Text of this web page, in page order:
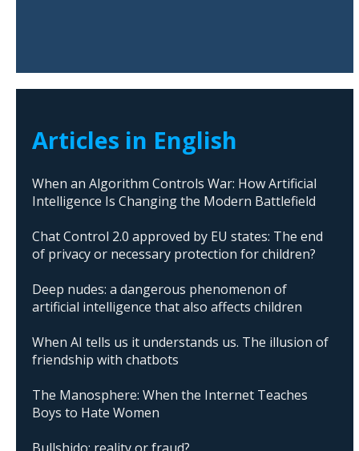
Articles in English
When an Algorithm Controls War: How Artificial
Intelligence Is Changing the Modern Battlefield
Chat Control 2.0 approved by EU states: The end
of privacy or necessary protection for children?
Deep nudes: a dangerous phenomenon of
artificial intelligence that also affects children
When AI tells us it understands us. The illusion of
friendship with chatbots
The Manosphere: When the Internet Teaches
Boys to Hate Women